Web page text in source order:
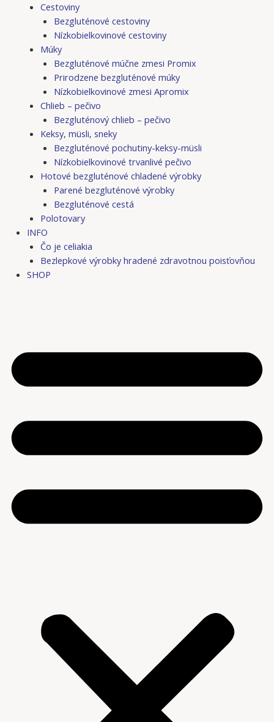
Cestoviny
Bezgluténové cestoviny
Nízkobielkovinové cestoviny
Múky
Bezgluténové múčne zmesi Promix
Prirodzene bezgluténové múky
Nízkobielkovinové zmesi Apromix
Chlieb – pečivo
Bezgluténový chlieb – pečivo
Keksy, müsli, sneky
Bezgluténové pochutiny-keksy-müsli
Nízkobielkovinové trvanlivé pečivo
Hotové bezgluténové chladené výrobky
Parené bezgluténové výrobky
Bezgluténové cestá
Polotovary
INFO
Čo je celiakia
Bezlepkové výrobky hradené zdravotnou poisťovňou
SHOP